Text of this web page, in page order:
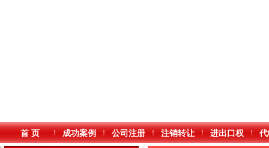
首 页 成功案例 公司注册 注销转让 进出口权